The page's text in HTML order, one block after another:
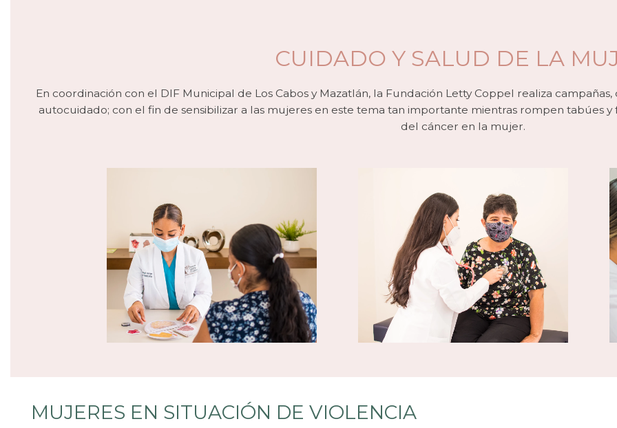
CUIDADO Y SALUD DE LA
En coordinación con el DIF Municipal de Los Cabos y Mazatlán, la Fundación Letty Coppel realiza
autocuidado; con el fin de sensibilizar a las mujeres en este tema tan importante mientras rompen tabúes
del cáncer en la mujer.
MUJERES EN SITUACIÓN DE VIOLENCIA